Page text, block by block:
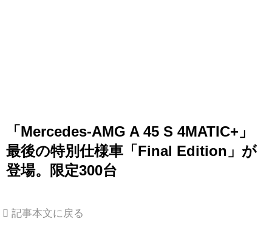
「Mercedes-AMG A 45 S 4MATIC+」
最後の特別仕様車「Final Edition」が
登場。限定300台
記事本文に戻る